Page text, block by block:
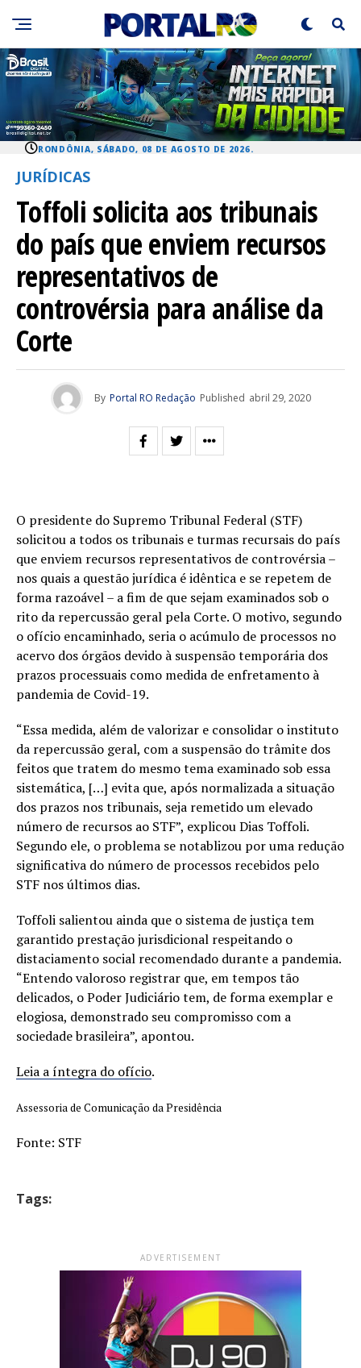
RONDÔNIA, SÁBADO, 08 DE AGOSTO DE 2026.
JURÍDICAS
Toffoli solicita aos tribunais
do país que enviem recursos
representativos de
controvérsia para análise da
Corte
By Portal RO Redação Published abril 29, 2020
O presidente do Supremo Tribunal Federal (STF)
solicitou a todos os tribunais e turmas recursais do país
que enviem recursos representativos de controvérsia –
nos quais a questão jurídica é idêntica e se repetem de
forma razoável – a fim de que sejam examinados sob o
rito da repercussão geral pela Corte. O motivo, segundo
o ofício encaminhado, seria o acúmulo de processos no
acervo dos órgãos devido à suspensão temporária dos
prazos processuais como medida de enfretamento à
pandemia de Covid-19.
“Essa medida, além de valorizar e consolidar o instituto
da repercussão geral, com a suspensão do trâmite dos
feitos que tratem do mesmo tema examinado sob essa
sistemática, […] evita que, após normalizada a situação
dos prazos nos tribunais, seja remetido um elevado
número de recursos ao STF”, explicou Dias Toffoli.
Segundo ele, o problema se notablizou por uma redução
significativa do número de processos recebidos pelo
STF nos últimos dias.
Toffoli salientou ainda que o sistema de justiça tem
garantido prestação jurisdicional respeitando o
distaciamento social recomendado durante a pandemia.
“Entendo valoroso registrar que, em tempos tão
delicados, o Poder Judiciário tem, de forma exemplar e
elogiosa, demonstrado seu compromisso com a
sociedade brasileira”, apontou.
Leia a íntegra do ofício.
Assessoria de Comunicação da Presidência
Fonte: STF
Tags:
ADVERTISEMENT